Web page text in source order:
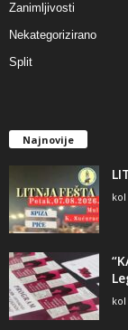
Zanimljivosti
Nekategorizirano
Split
Najnovije
kol
kol